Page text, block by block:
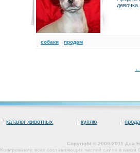
cобаки продам
←
каталог животных куплю
Copyright © 2009-2011 Два
Копирование всех составляющих частей сайта в